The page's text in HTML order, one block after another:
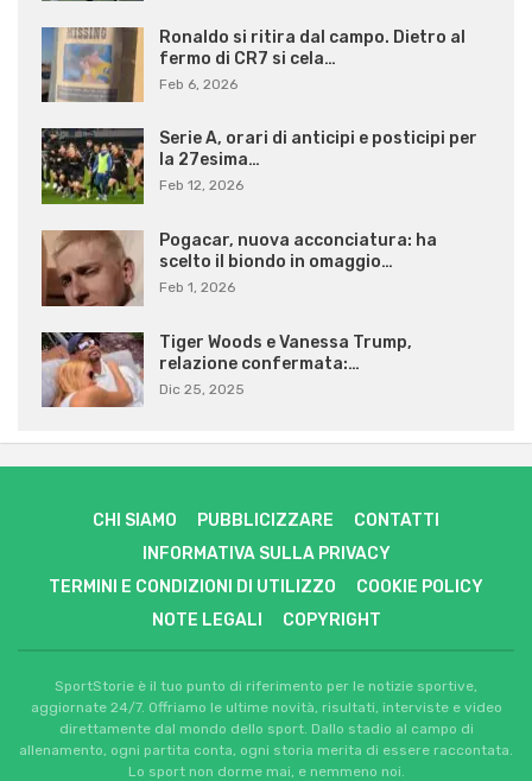
Ronaldo si ritira dal campo. Dietro al
fermo di CR7 si cela…
Feb 6, 2026
Serie A, orari di anticipi e posticipi per
la 27esima…
Feb 12, 2026
Pogacar, nuova acconciatura: ha
scelto il biondo in omaggio…
Feb 1, 2026
Tiger Woods e Vanessa Trump,
relazione confermata:…
Dic 25, 2025
CHI SIAMO PUBBLICIZZARE
CONTATTI
INFORMATIVA SULLA PRIVACY
TERMINI E CONDIZIONI DI UTILIZZO
COOKIE POLICY
NOTE LEGALI
COPYRIGHT
SportStorie è il tuo punto di riferimento per le notizie sportive,
aggiornate 24/7. Offriamo le ultime novità, risultati, interviste e video
direttamente dal mondo dello sport. Dallo stadio al campo di
allenamento, ogni partita conta, ogni storia merita di essere raccontata.
Lo sport non dorme mai, e nemmeno noi.